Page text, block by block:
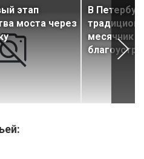
этап
моста через
В
месячник